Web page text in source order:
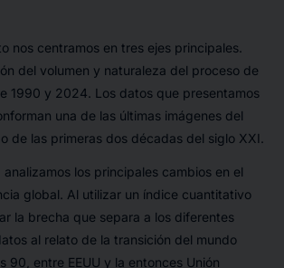
nos centramos en tres ejes principales.
del volumen y naturaleza del proceso de
1990 y 2024. Los datos que presentamos
una de las últimas imágenes del
de las primeras dos décadas del siglo XXI.
analizamos los principales cambios en el
global. Al utilizar un índice cuantitativo
la brecha que separa a los diferentes
al relato de la transición del mundo
90, entre EEUU y la entonces Unión